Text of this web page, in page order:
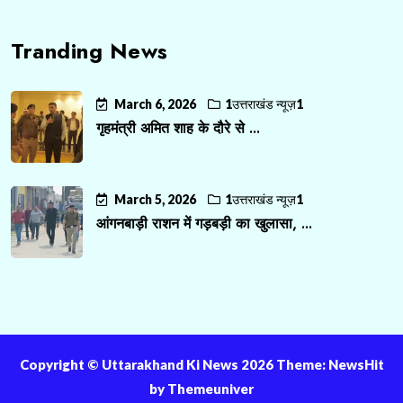
Tranding News
March 6, 2026 1उत्तराखंड न्यूज़1
गृहमंत्री अमित शाह के दौरे से ...
March 5, 2026 1उत्तराखंड न्यूज़1
आंगनबाड़ी राशन में गड़बड़ी का खुलासा, ...
Copyright ©️ Uttarakhand Ki News 2026 Theme: NewsHit
by Themeuniver